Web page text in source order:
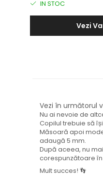
IN STOC
Vezi
Vezi în următorul
Nu ai nevoie de
Copilul trebuie să
Măsoară apoi
adaugă 5 mm.
După aceea, nu
corespunzătoare
Mult succes! 👣